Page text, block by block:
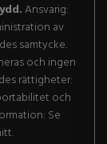
Ansvarig:
av
samtycke.
och ingen
rättigheter:
och
Se